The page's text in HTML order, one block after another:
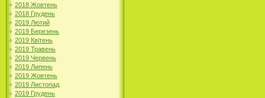
2018 Жовтень
2018 Грудень
2019 Лютий
2019 Березень
2019 Квітень
2019 Травень
2019 Червень
2019 Липень
2019 Жовтень
2019 Листопад
2019 Грудень